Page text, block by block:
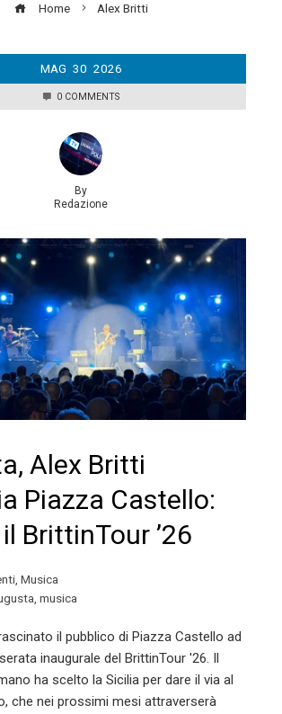
Home Alex Britti
MAG 30 2026
0 COMMENTS
By
Redazione
Alex Britti
Piazza Castello:
BrittinTour ’26
, Musica
, musica
il pubblico di Piazza Castello ad
inaugurale del BrittinTour '26. Il
ha scelto la Sicilia per dare il via al
che nei prossimi mesi attraverserà